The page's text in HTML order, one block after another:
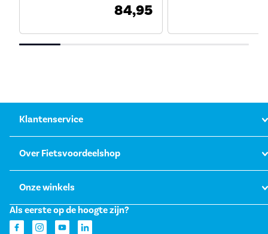
84,95
Klantenservice
Over Fietsvoordeelshop
Onze winkels
Als eerste op de hoogte zijn?